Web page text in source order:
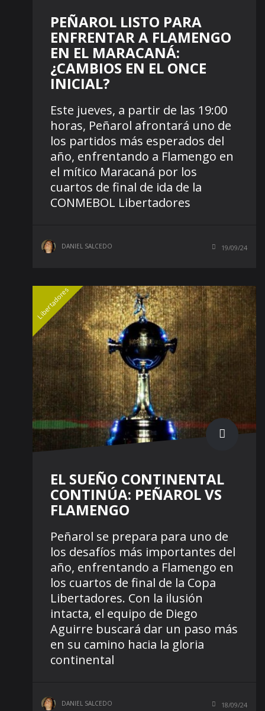
PEÑAROL LISTO PARA
ENFRENTAR A FLAMENGO
EN EL MARACANÁ:
¿CAMBIOS EN EL ONCE
INICIAL?
Este jueves, a partir de las 19:00
horas, Peñarol afrontará uno de
los partidos más esperados del
año, enfrentando a Flamengo en
el mítico Maracaná por los
cuartos de final de ida de la
CONMEBOL Libertadores
DANIEL SALCEDO 19/09/24
Libertadores
EL SUEÑO CONTINENTAL
CONTINÚA: PEÑAROL VS
FLAMENGO
Peñarol se prepara para uno de
los desafíos más importantes del
año, enfrentando a Flamengo en
los cuartos de final de la Copa
Libertadores. Con la ilusión
intacta, el equipo de Diego
Aguirre buscará dar un paso más
en su camino hacia la gloria
continental
DANIEL SALCEDO 18/09/24